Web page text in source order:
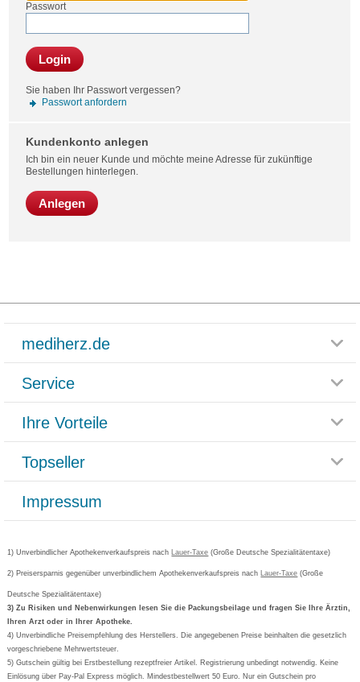
Passwort
Login
Sie haben Ihr Passwort vergessen?
Passwort anfordern
Kundenkonto anlegen
Ich bin ein neuer Kunde und möchte meine Adresse für zukünftige
Bestellungen hinterlegen.
Anlegen
mediherz.de
Glossar
Häufig gestellte Fragen
Datenschutz
AGB
Cookie-Einstellungen
Vertrag widerrufen
Service
Rücksendemöglichkeit
Paketlieferstatus
Versandkosten
Bestellschein ausfüllen
Newsletteranmeldung
Ihre Vorteile
Rezeptlieferung
Bonusprogramm
Gutschein und Rabatte
Kundenbewertung
Topseller
Grippostad
Bepanthen
Formoline
Wick
Eucerin
Basica
Impressum
1) Unverbindlicher Apothekenverkaufspreis nach Lauer-Taxe (Große Deutsche Spezialitätentaxe)
2) Preisersparnis gegenüber unverbindlichem Apothekenverkaufspreis nach Lauer-Taxe (Große
Deutsche Spezialitätentaxe)
3) Zu Risiken und Nebenwirkungen lesen Sie die Packungsbeilage und fragen Sie Ihre Ärztin,
Ihren Arzt oder in Ihrer Apotheke.
4) Unverbindliche Preisempfehlung des Herstellers. Die angegebenen Preise beinhalten die gesetzlich
vorgeschriebene Mehrwertsteuer.
5) Gutschein gültig bei Erstbestellung rezeptfreier Artikel. Registrierung unbedingt notwendig. Keine
Einlösung über Pay-Pal Express möglich. Mindestbestellwert 50 Euro. Nur ein Gutschein pro